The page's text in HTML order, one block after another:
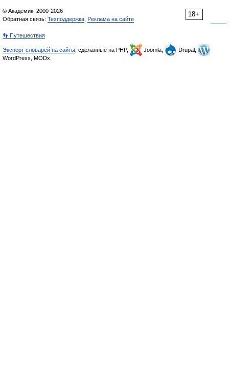
18+
© Академик, 2000-2026
Обратная связь: Техподдержка Реклама на сайте
👣 Путешествия
Экспорт словарей на сайты , сделанные на PHP, Joomla,
Drupal,
WordPress, MODx.